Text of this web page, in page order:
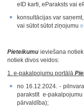
eID karti, eParaksts vai
konsultācijas var
vai sūtot sūtot ziņojumu
Pieteikumu ieviešana
notiek divos veidos:
1. e-pakalpojumu portālā
no 16.12.2024. -
parakstīt e-
pārvaldība);